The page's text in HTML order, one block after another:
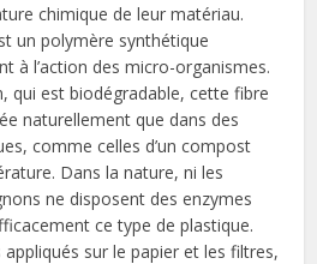
chimique de leur matériau.
un polymère synthétique
à l’action des micro-organismes.
qui est biodégradable, cette fibre
naturellement que dans des
comme celles d’un compost
Dans la nature, ni les
ne disposent des enzymes
ce type de plastique.
sur le papier et les filtres,